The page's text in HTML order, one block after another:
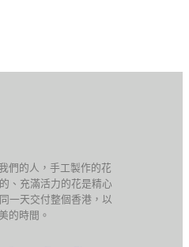
們的人，手工製作的花
、充滿活力的花是精心
一天交付整個香港，以
的時間。